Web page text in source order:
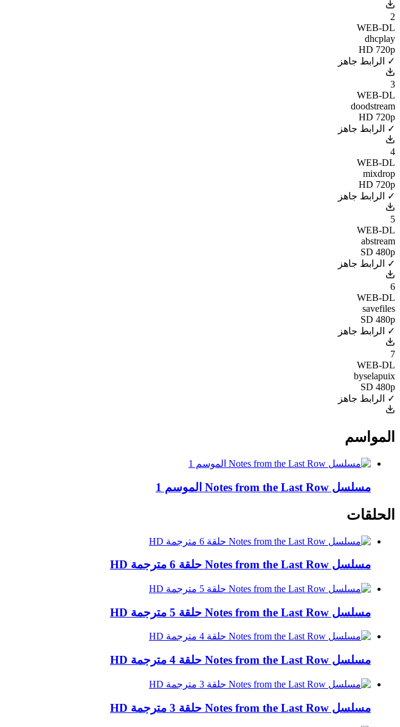
2
WEB-DL
dhcplay
HD 720p
✓ الرابط جاهز
3
WEB-DL
doodstream
HD 720p
✓ الرابط جاهز
4
WEB-DL
mixdrop
HD 720p
✓ الرابط جاهز
5
WEB-DL
abstream
SD 480p
✓ الرابط جاهز
6
WEB-DL
savefiles
SD 480p
✓ الرابط جاهز
7
WEB-DL
byselapuix
SD 480p
✓ الرابط جاهز
المواسم
مسلسل Notes from the Last Row الموسم 1
الحلقات
مسلسل Notes from the Last Row حلقة 6 مترجمة HD
مسلسل Notes from the Last Row حلقة 5 مترجمة HD
مسلسل Notes from the Last Row حلقة 4 مترجمة HD
مسلسل Notes from the Last Row حلقة 3 مترجمة HD